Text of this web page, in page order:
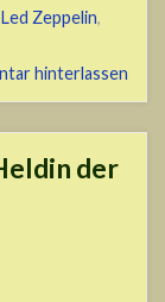
Led Zeppelin,
hinterlassen
der